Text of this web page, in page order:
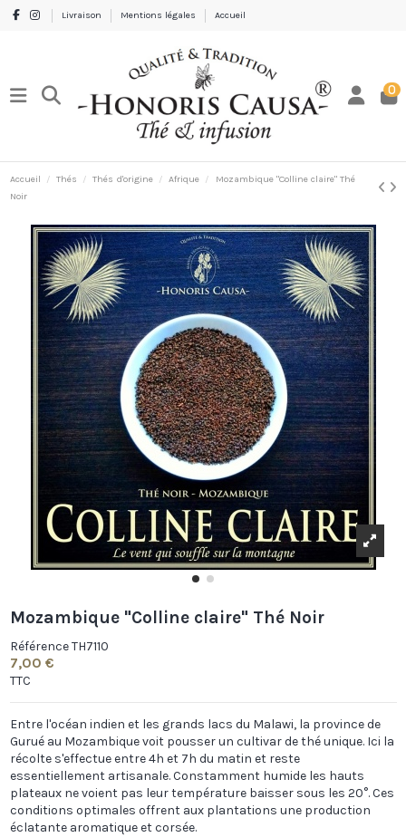
Livraison Mentions légales Accueil
0
Accueil Thés Thés d'origine Afrique
Mozambique "Colline claire" Thé
Noir
Mozambique "Colline claire" Thé Noir
Référence TH7110
7,00 €
TTC
Entre l'océan indien et les grands lacs du Malawi, la province de
Gurué au Mozambique voit pousser un cultivar de thé unique. Ici la
récolte s'effectue entre 4h et 7h du matin et reste
essentiellement artisanale. Constamment humide les hauts
plateaux ne voient pas leur température baisser sous les 20°. Ces
conditions optimales offrent aux plantations une production
éclatante aromatique et corsée.